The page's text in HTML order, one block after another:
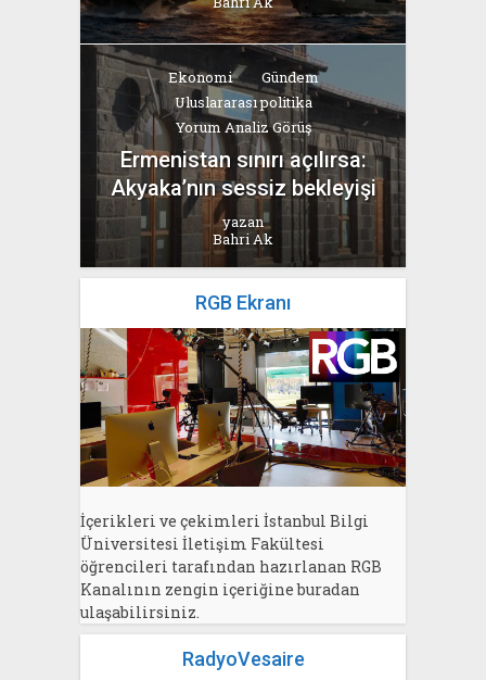
Ekonomi
Gündem
Uluslararası politika
Yorum Analiz Görüş
Ermenistan sınırı açılırsa:
Akyaka’nın sessiz bekleyişi
yazan
Bahri Ak
RGB Ekranı
İçerikleri ve çekimleri İstanbul Bilgi
Üniversitesi İletişim Fakültesi
öğrencileri tarafından hazırlanan RGB
Kanalının zengin içeriğine buradan
ulaşabilirsiniz.
RadyoVesaire